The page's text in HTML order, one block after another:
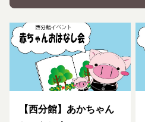
【西分館】あかちゃん